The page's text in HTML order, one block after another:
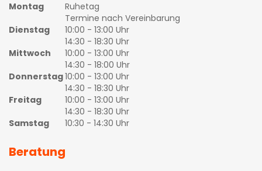
Montag
Ruhetag
Termine nach Vereinbarung
Dienstag
10:00 - 13:00 Uhr
14:30 - 18:30 Uhr
Mittwoch
10:00 - 13:00 Uhr
14:30 - 18:00 Uhr
Donnerstag10:00 - 13:00 Uhr
14:30 - 18:30 Uhr
Freitag
10:00 - 13:00 Uhr
14:30 - 18:30 Uhr
Samstag
10:30 - 14:30 Uhr
Beratung